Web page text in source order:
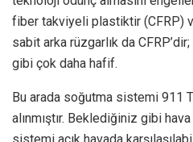
fiber takviyeli plastiktir (CFRP)
sabit arka rüzgarlık da
gibi çok daha hafif.
Bu arada soğutma sistemi 911
alınmıştır. Beklediğiniz gibi